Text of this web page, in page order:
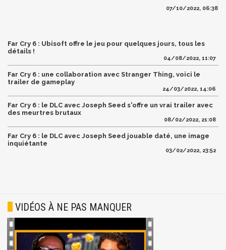
07/10/2022, 06:38
Far Cry 6 : Ubisoft offre le jeu pour quelques jours, tous les
détails !
04/08/2022, 11:07
Far Cry 6 : une collaboration avec Stranger Thing, voici le
trailer de gameplay
24/03/2022, 14:06
Far Cry 6 : le DLC avec Joseph Seed s'offre un vrai trailer avec
des meurtres brutaux
08/02/2022, 21:08
Far Cry 6 : le DLC avec Joseph Seed jouable daté, une image
inquiétante
03/02/2022, 23:52
VIDÉOS À NE PAS MANQUER